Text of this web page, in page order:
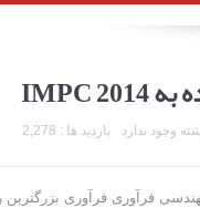
وجود ندارد
بازدید ها : 2,278
فرآوری فرآوری